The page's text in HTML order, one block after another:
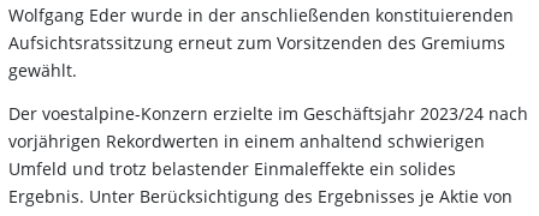
Wolfgang Eder wurde in der anschließenden konstituierenden
Aufsichtsratssitzung erneut zum Vorsitzenden des Gremiums
gewählt.
Der voestalpine-Konzern erzielte im Geschäftsjahr 2023/24 nach
vorjährigen Rekordwerten in einem anhaltend schwierigen
Umfeld und trotz belastender Einmaleffekte ein solides
Ergebnis. Unter Berücksichtigung des Ergebnisses je Aktie von